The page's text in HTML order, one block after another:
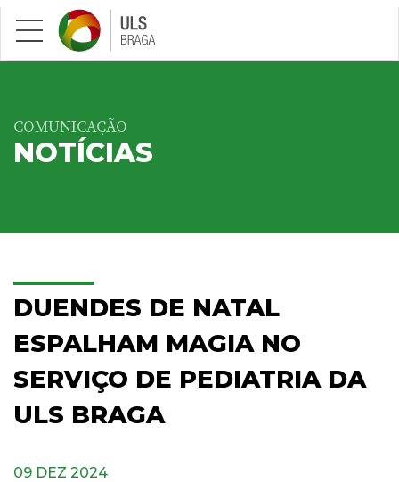
Saltar para conteúdo principal
COMUNICAÇÃO
NOTÍCIAS
DUENDES DE NATAL
ESPALHAM MAGIA NO
SERVIÇO DE PEDIATRIA DA
ULS BRAGA
09 DEZ 2024